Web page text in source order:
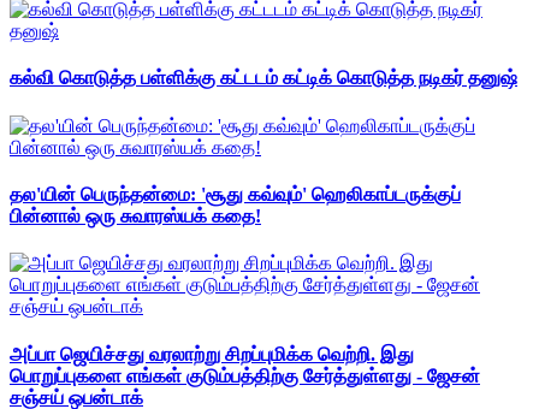
கல்வி கொடுத்த பள்ளிக்கு கட்டடம் கட்டிக் கொடுத்த நடிகர் தனுஷ்
தல'யின் பெருந்தன்மை: 'சூது கவ்வும்' ஹெலிகாப்டருக்குப்
பின்னால் ஒரு சுவாரஸ்யக் கதை!
அப்பா ஜெயிச்சது வரலாற்று சிறப்புமிக்க வெற்றி. இது
பொறுப்புகளை எங்கள் குடும்பத்திற்கு சேர்த்துள்ளது - ஜேசன்
சஞ்சய் ஒபன்டாக்